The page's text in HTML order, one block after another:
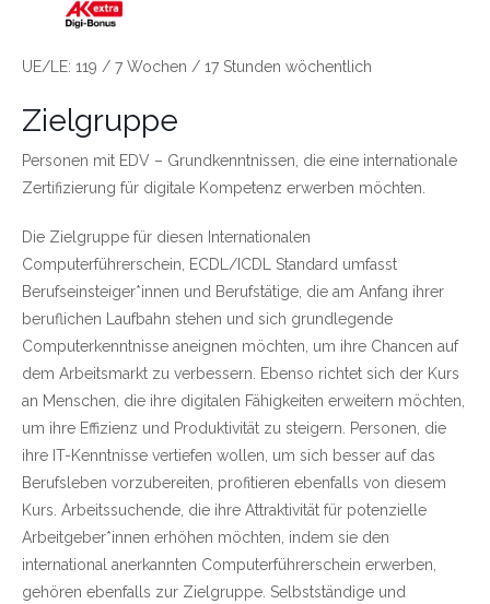
UE/LE: 119 / 7 Wochen / 17 Stunden wöchentlich
Zielgruppe
Personen mit EDV – Grundkenntnissen, die eine internationale
Zertifizierung für digitale Kompetenz erwerben möchten.
Die Zielgruppe für diesen Internationalen
Computerführerschein, ECDL/ICDL Standard umfasst
Berufseinsteiger*innen und Berufstätige, die am Anfang ihrer
beruflichen Laufbahn stehen und sich grundlegende
Computerkenntnisse aneignen möchten, um ihre Chancen auf
dem Arbeitsmarkt zu verbessern. Ebenso richtet sich der Kurs
an Menschen, die ihre digitalen Fähigkeiten erweitern möchten,
um ihre Effizienz und Produktivität zu steigern. Personen, die
ihre IT-Kenntnisse vertiefen wollen, um sich besser auf das
Berufsleben vorzubereiten, profitieren ebenfalls von diesem
Kurs. Arbeitssuchende, die ihre Attraktivität für potenzielle
Arbeitgeber*innen erhöhen möchten, indem sie den
international anerkannten Computerführerschein erwerben,
gehören ebenfalls zur Zielgruppe. Selbstständige und